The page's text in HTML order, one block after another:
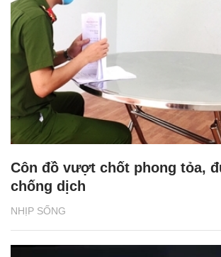
NHỊP SỐNG
Côn đồ vượt chốt phong tỏa,
chống dịch